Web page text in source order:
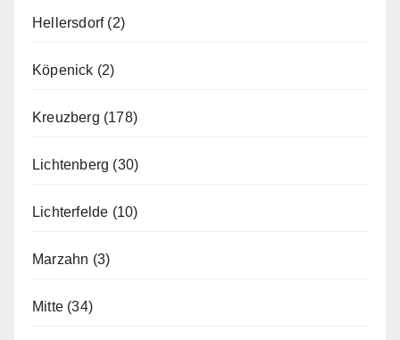
Hellersdorf(2)
Köpenick (2)
Kreuzberg (178)
Lichtenberg (30)
Lichterfelde (10)
Marzahn (3)
Mitte (34)